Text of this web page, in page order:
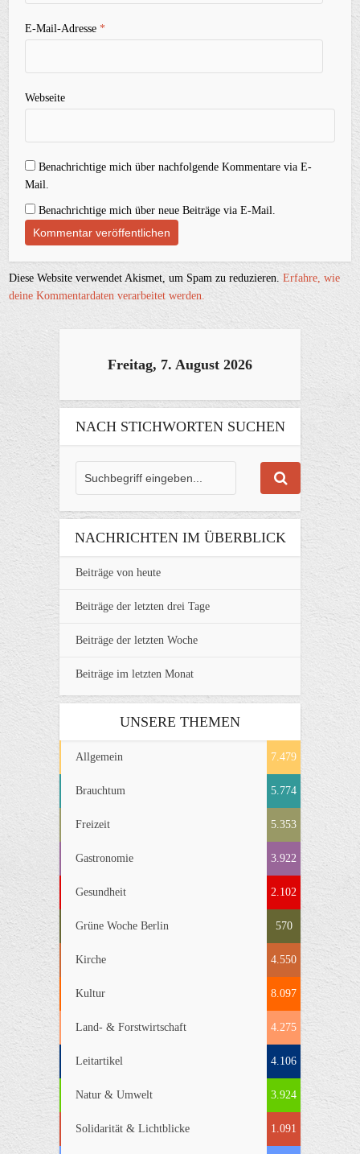
E-Mail-Adresse*
Webseite
Benachrichtige mich über nachfolgende Kommentare via E-
Mail.
Benachrichtige mich über neue Beiträge via E-Mail.
Diese Website verwendet Akismet, um Spam zu reduzieren.Erfahre, wie
deine Kommentardaten verarbeitet werden.
Freitag, 7. August 2026
NACH STICHWORTEN SUCHEN
NACHRICHTEN IM ÜBERBLICK
Beiträge von heute
Beiträge der letzten drei Tage
Beiträge der letzten Woche
Beiträge im letzten Monat
UNSERE THEMEN
Allgemein 7.479
Brauchtum 5.774
Freizeit 5.353
Gastronomie 3.922
Gesundheit 2.102
Grüne Woche Berlin 570
Kirche 4.550
Kultur 8.097
Land- & Forstwirtschaft 4.275
Leitartikel 4.106
Natur & Umwelt 3.924
Solidarität & Lichtblicke 1.091